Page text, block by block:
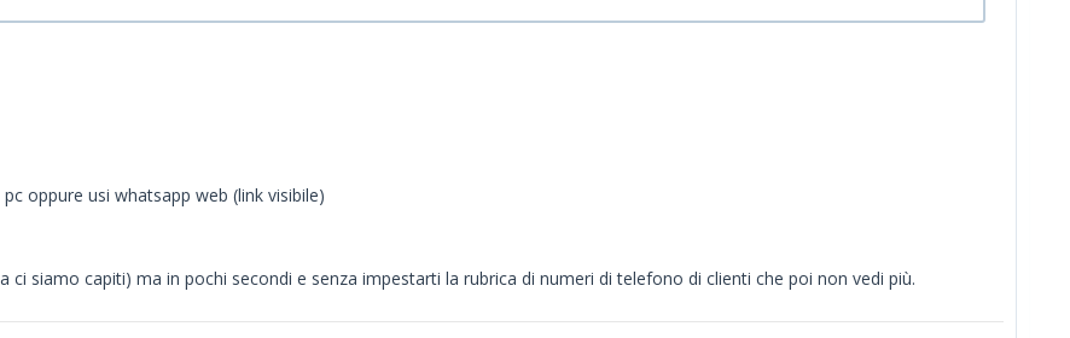
oppure usi whatsapp web (link visibile)
siamo capiti) ma in pochi secondi e senza impestarti la rubrica di numeri di telefono di clienti che poi non vedi più.